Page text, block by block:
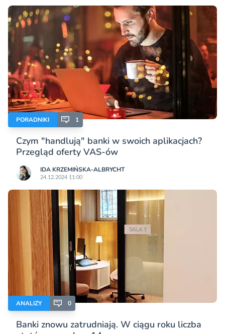
PORADNIKI 1
Czym "handlują" banki w swoich aplikacjach?
Przegląd oferty VAS-ów
IDA KRZEMIŃSKA-ALBRYCHT
24.12.2024 11:00
ANALIZY 0
Banki znowu zatrudniają. W ciągu roku liczba